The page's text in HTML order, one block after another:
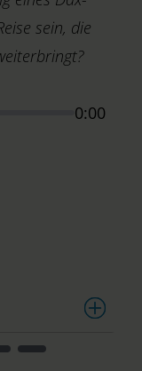
sein, die
0:00